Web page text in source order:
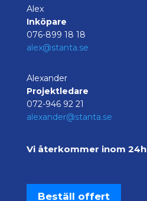
Alex
Inköpare
076-899 18 18
alex@stanta.se
Alexander
Projektledare
072-946 92 21
alexander@stanta.se
Vi återkommer inom 24h
Beställ offert